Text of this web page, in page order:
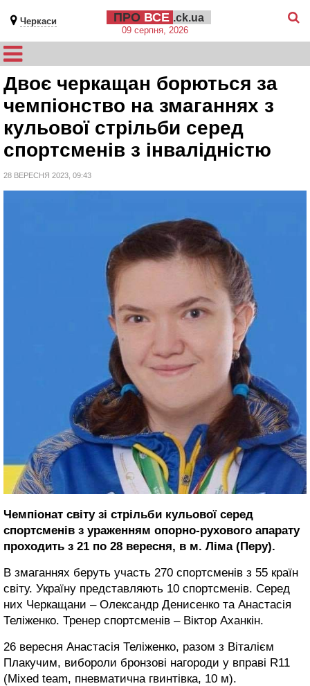
Черкаси ПРО ВСЕ .ck.ua
09 серпня, 2026
Двоє черкащан борються за
чемпіонство на змаганнях з
кульової стрільби серед
спортсменів з інвалідністю
28 ВЕРЕСНЯ 2023, 09:43
Чемпіонат світу зі стрільби кульової серед
спортсменів з ураженням опорно-рухового апарату
проходить з 21 по 28 вересня, в м. Ліма (Перу).
В змаганнях беруть участь 270 спортсменів з 55 країн
світу. Україну представляють 10 спортсменів. Серед
них Черкащани – Олександр Денисенко та Анастасія
Теліженко. Тренер спортсменів – Віктор Аханкін.
26 вересня Анастасія Теліженко, разом з Віталієм
Плакучим, вибороли бронзові нагороди у вправі R11
(Mixed team, пневматична гвинтівка, 10 м).